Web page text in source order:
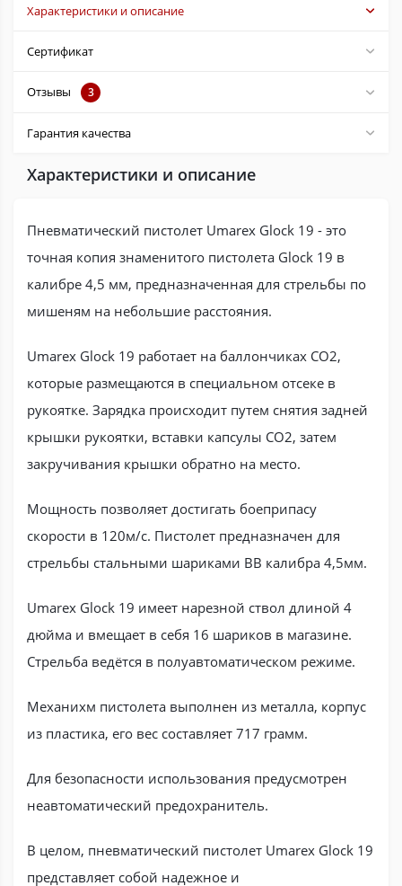
Характеристики и описание
Сертификат
Отзывы 3
Гарантия качества
Характеристики и описание
Пневматический пистолет Umarex Glock 19 - это
точная копия знаменитого пистолета Glock 19 в
калибре 4,5 мм, предназначенная для стрельбы по
мишеням на небольшие расстояния.
Umarex Glock 19 работает на баллончиках CO2,
которые размещаются в специальном отсеке в
рукоятке. Зарядка происходит путем снятия задней
крышки рукоятки, вставки капсулы CO2, затем
закручивания крышки обратно на место.
Мощность позволяет достигать боеприпасу
скорости в 120м/с. Пистолет предназначен для
стрельбы стальными шариками BB калибра 4,5мм.
Umarex Glock 19 имеет нарезной ствол длиной 4
дюйма и вмещает в себя 16 шариков в магазине.
Стрельба ведётся в полуавтоматическом режиме.
Механихм пистолета выполнен из металла, корпус
из пластика, его вес составляет 717 грамм.
Для безопасности использования предусмотрен
неавтоматический предохранитель.
В целом, пневматический пистолет Umarex Glock 19
представляет собой надежное и